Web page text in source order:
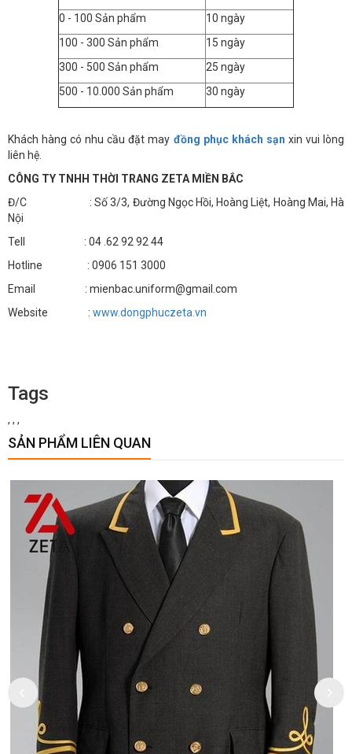
0 - 100 Sản phẩm
10 ngày
100 - 300 Sản phẩm
15 ngày
300 - 500 Sản phẩm
25 ngày
500 - 10.000 Sản phẩm
30 ngày
Khách hàng có nhu cầu đặt may đồng phục khách sạn xin vui lòng
liên hệ.
CÔNG TY TNHH THỜI TRANG ZETA MIỀN BẮC
Đ/C : Số 3/3, Đường Ngọc Hồi, Hoàng Liệt, Hoàng Mai, Hà
Nội
Tell : 04 .62 92 92 44
Hotline : 0906 151 3000
Email : mienbac.uniform@gmail.com
Website : www.dongphuczeta.vn
Tags
, , ,
SẢN PHẨM LIÊN QUAN